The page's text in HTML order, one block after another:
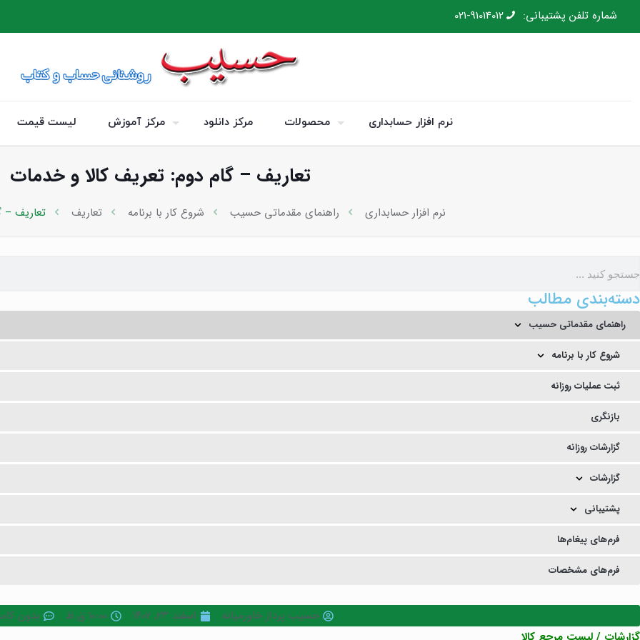
شماره تلفن پشتیبانی: 021-91014012
نرم افزار حسابداری محصولات مرکز دانلود مرکز آموزش لیست قیمت
تعاریف – گام دوم: تعریف کالا و خدمات
نرم افزار حسابداری راهنمای مقدماتی حسیب شروع کار با برنامه تعاریف تعاریف –
دسته‌بندی مطالب
راهنمای مقدماتی حسیب
شروع کار با برنامه
ثبت عملیات روزانه
بازنگری
گزارشات روزانه
گزارشات
پشتیبانی
فرم‌های پیغام‌ها
فرم‌های مشخصات
حسیب پرداز خاورمیانه اسفند ۲۳, ۱۴۰۲ ۱۰:۰۰ ق.ظ
بدون